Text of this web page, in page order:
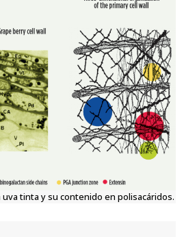
uva tinta y su contenido en polisacáridos.